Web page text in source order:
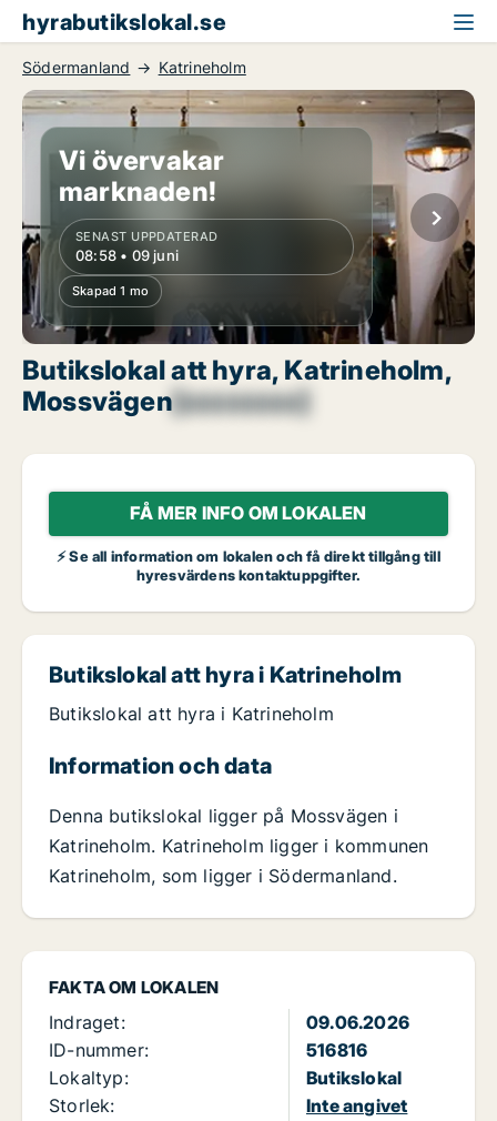
hyrabutikslokal.se
Södermanland Katrineholm
Vi övervakar
marknaden!
SENAST UPPDATERAD
08:58 • 09 juni
Skapad 1 mo
Butikslokal att hyra, Katrineholm,
Mossvägen[xxxxxxxx]
FÅ MER INFO OM LOKALEN
⚡ Se all information om lokalen och få direkt tillgång till
hyresvärdens kontaktuppgifter.
FAKTA OM LOKALEN
Indraget:
09.06.2026
ID-nummer:
516816
Lokaltyp:
Butikslokal
Storlek:
Inte angivet
Butikslokal att hyra i Katrineholm
Butikslokal att hyra i Katrineholm
Information och data
Denna butikslokal ligger på Mossvägen i
Katrineholm. Katrineholm ligger i kommunen
Katrineholm, som ligger i Södermanland.